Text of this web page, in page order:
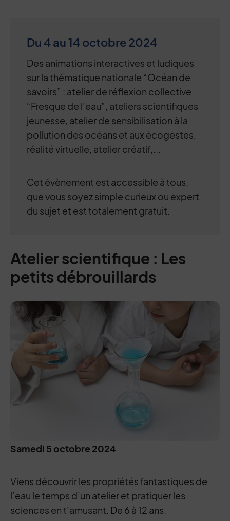
Du 4 au 14 octobre 2024
Des animations interactives et ludiques
sur la thématique nationale “Océan de
savoirs” : atelier de réflexion collective
“Fresque de l’eau”, ateliers scientifiques
jeunesse, atelier de sensibilisation à la
pollution des océans et aux écogestes,
réalité virtuelle, atelier créatif,...
Cet évènement est accessible à tous,
que vous soyez simple curieux ou expert
du sujet et est totalement gratuit.
Atelier scientifique : Les
petits débrouillards
Samedi 5 octobre 2024
Viens découvrir les propriétés fantastiques de
l’eau le temps d’un atelier et pratiquer les
sciences en t’amusant. De 6 à 12 ans.